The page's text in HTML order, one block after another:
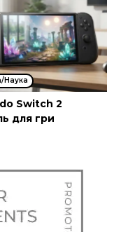
Наука
Switch 2
для гри